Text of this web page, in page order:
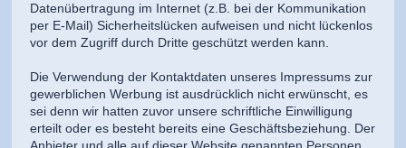
Datenübertragung im Internet (z.B. bei der Kommunikation
per E-Mail) Sicherheitslücken aufweisen und nicht lückenlos
vor dem Zugriff durch Dritte geschützt werden kann.
Die Verwendung der Kontaktdaten unseres Impressums zur
gewerblichen Werbung ist ausdrücklich nicht erwünscht, es
sei denn wir hatten zuvor unsere schriftliche Einwilligung
erteilt oder es besteht bereits eine Geschäftsbeziehung. Der